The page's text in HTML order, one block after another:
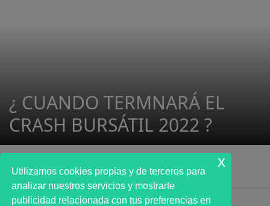
¿ CUANDO TERMNARÁ EL
CRASH BURSÁTIL 2022 ?
Utilizamos cookies propias y de terceros para
analizar nuestros servicios y mostrarte
publicidad relacionada con tus preferencias en
x